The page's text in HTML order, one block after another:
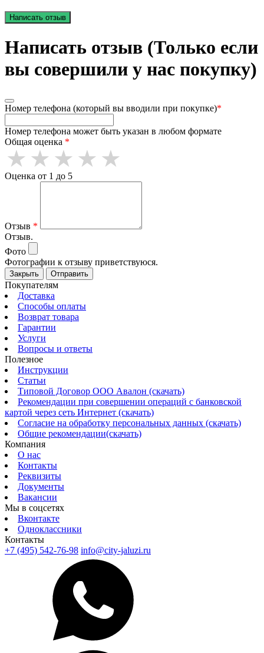
Написать отзыв
Написать отзыв (Только если
вы совершили у нас покупку)
Номер телефона (который вы вводили при покупке)*
Номер телефона может быть указан в любом формате
Общая оценка *
Оценка от 1 до 5
Отзыв *
Отзыв.
Фото
Фотографии к отзыву приветствуюся.
Закрыть Отправить
Покупателям
Доставка
Способы оплаты
Возврат товара
Гарантии
Услуги
Вопросы и ответы
Полезное
Инструкции
Статьи
Типовой Договор ООО Авалон (скачать)
Рекомендации при совершении операций с банковской
картой через сеть Интернет (скачать)
Согласие на обработку персональных данных (скачать)
Общие рекомендации(скачать)
Компания
О нас
Контакты
Реквизиты
Документы
Вакансии
Мы в соцсетях
Вконтакте
Одноклассники
Контакты
+7 (495) 542-76-98 info@city-jaluzi.ru